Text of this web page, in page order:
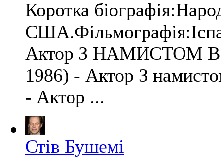
Коротка
Актор З НАМИСТОМ В
1986) - Актор З
- Актор ...
Стів Бушемі